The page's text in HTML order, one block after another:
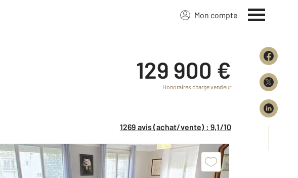
Mon compte
129 900 €
Honoraires charge vendeur
1269 avis (achat/vente) : 9,1/10